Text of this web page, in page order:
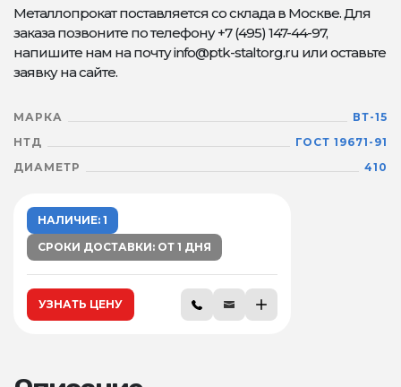
Металлопрокат поставляется со склада в Москве. Для
заказа позвоните по телефону +7 (495) 147-44-97,
напишите нам на почту info@ptk-staltorg.ru или оставьте
заявку на сайте.
МАРКА
ВТ-15
НТД
ГОСТ 19671-91
ДИАМЕТР
410
НАЛИЧИЕ: 1
СРОКИ ДОСТАВКИ: ОТ 1 ДНЯ
УЗНАТЬ ЦЕНУ